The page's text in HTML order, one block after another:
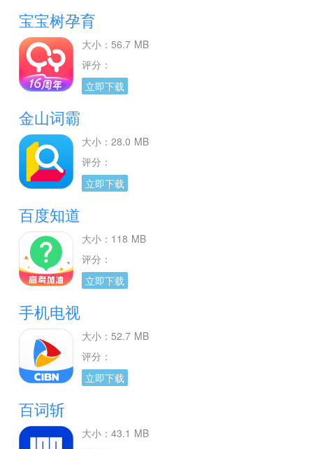
宝宝树孕育
大小：56.7 MB
评分：
立即下载
金山词霸
大小：28.0 MB
评分：
立即下载
百度知道
大小：118 MB
评分：
立即下载
手机电视
大小：52.7 MB
评分：
立即下载
百词斩
大小：43.1 MB